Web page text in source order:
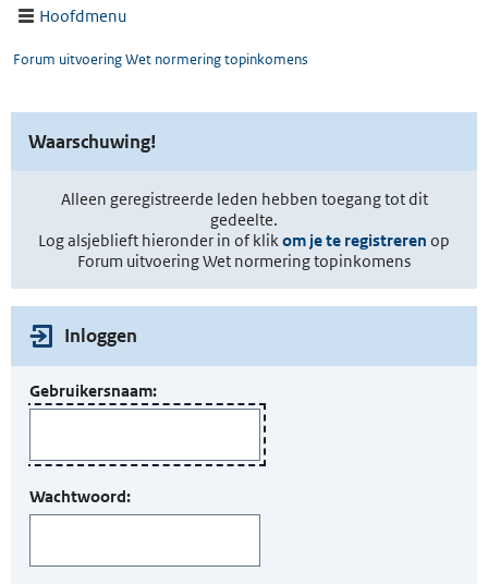
Hoofdmenu
Forum uitvoering Wet normering topinkomens
Waarschuwing!
Alleen geregistreerde leden hebben toegang tot dit
gedeelte.
Log alsjeblieft hieronder in of klik om je te registreren op
Forum uitvoering Wet normering topinkomens
Inloggen
Gebruikersnaam:
Wachtwoord: